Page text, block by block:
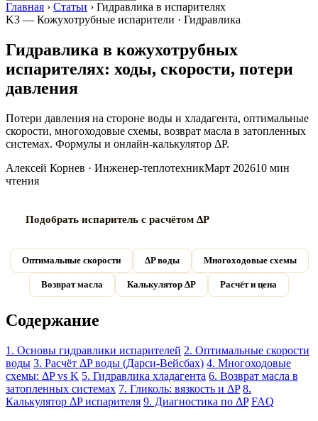
Главная › Статьи › Гидравлика в испарителях
K3 — Кожухотрубные испарители · Гидравлика
Гидравлика в кожухотрубных
испарителях: ходы, скорости, потери
давления
Потери давления на стороне воды и хладагента, оптимальные
скорости, многоходовые схемы, возврат масла в затопленных
системах. Формулы и онлайн-калькулятор ΔP.
Алексей Корнев · Инженер-теплотехникМарт 202610 мин
чтения
Подобрать испаритель с расчётом ΔP
Оптимальные скорости ΔP воды Многоходовые схемы
Возврат масла Калькулятор ΔP Расчёт и цена
Содержание
1. Основы гидравлики испарителей 2. Оптимальные скорости
воды 3. Расчёт ΔP воды (Дарси-Вейсбах) 4. Многоходовые
схемы: ΔP vs K 5. Гидравлика хладагента 6. Возврат масла в
затопленных системах 7. Гликоль: вязкость и ΔP 8.
Калькулятор ΔP испарителя 9. Диагностика по ΔP FAQ